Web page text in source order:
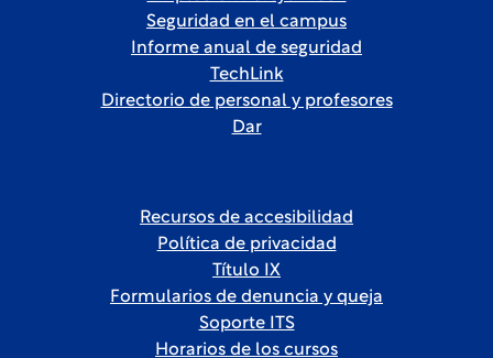
Seguridad en el campus
Informe anual de seguridad
TechLink
Directorio de personal y profesores
Dar
Recursos de accesibilidad
Política de privacidad
Título IX
Formularios de denuncia y queja
Soporte ITS
Horarios de los cursos